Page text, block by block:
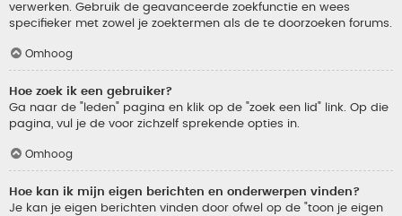
verwerken. Gebruik de geavanceerde zoekfunctie en wees
specifieker met zowel je zoektermen als de te doorzoeken forums.
Omhoog
Hoe zoek ik een gebruiker?
Ga naar de "leden" pagina en klik op de "zoek een lid" link. Op die
pagina, vul je de voor zichzelf sprekende opties in.
Omhoog
Hoe kan ik mijn eigen berichten en onderwerpen vinden?
Je kan je eigen berichten vinden door ofwel op de "toon je eigen